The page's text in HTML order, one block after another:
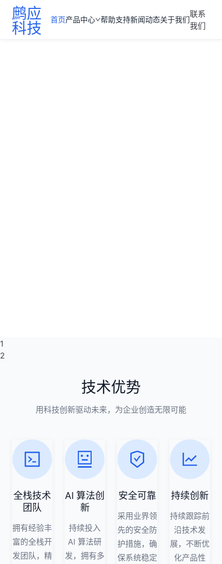
鹧应
科技 首页产品中心 帮助支持新闻动态关于我们
联系
我们
1
2
技术优势
用科技创新驱动未来，为企业创造无限可能
全栈技术
团队
拥有经验丰
富的全栈开
发团队，精
AI 算法创
新
持续投入
AI 算法研
发，拥有多
安全可靠
采用业界领
先的安全防
护措施，确
保系统稳定
持续创新
持续跟踪前
沿技术发
展，不断优
化产品性